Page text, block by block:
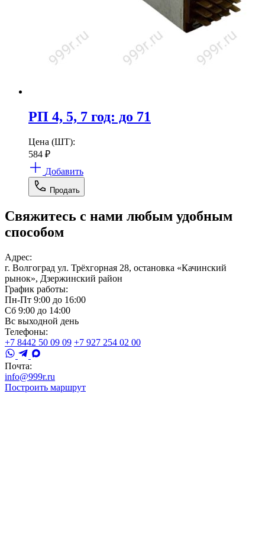
РП 4, 5, 7 год: до 71
Цена (ШТ):
584 ₽
Добавить
Продать
Свяжитесь с нами любым удобным
способом
Адрес:
г. Волгоград ул. Трёхгорная 28, остановка «Качинский
рынок», Дзержинский район
График работы:
Пн-Пт 9:00 до 16:00
Сб 9:00 до 14:00
Вс выходной день
Телефоны:
+7 8442 50 09 09 +7 927 254 02 00
Почта:
info@999r.ru
Построить маршрут